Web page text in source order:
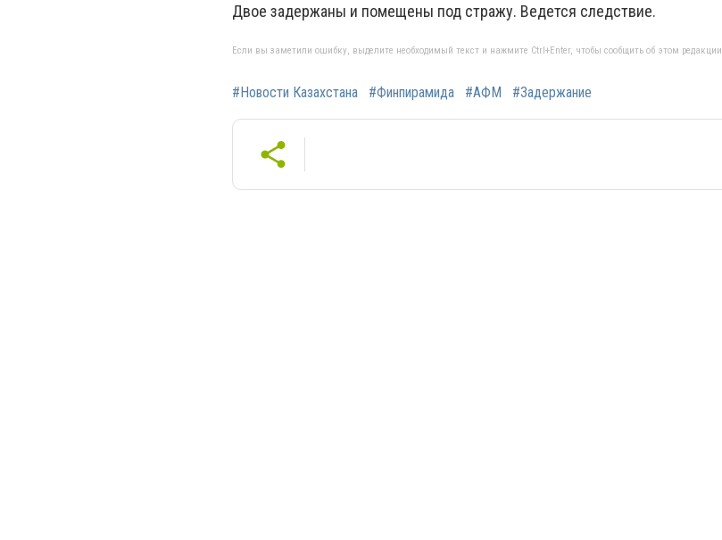
Двое задержаны и помещены под стражу. Ведется следствие.
Если вы заметили ошибку, выделите необходимый текст и нажмите Ctrl+Enter, чтобы сообщить об этом редакции
#Новости Казахстана #Финпирамида #АФМ #Задержание